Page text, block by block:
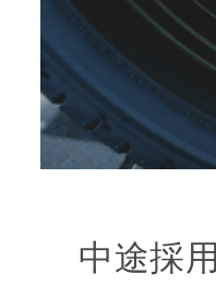
中途採用